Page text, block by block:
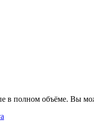
в полном объёме. Вы